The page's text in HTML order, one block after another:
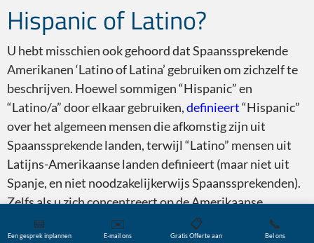
Hispanic of Latino?
U hebt misschien ook gehoord dat Spaanssprekende
Amerikanen ‘Latino of Latina’ gebruiken om zichzelf te
beschrijven. Hoewel sommigen “Hispanic” en
“Latino/a” door elkaar gebruiken,definieert“Hispanic”
over het algemeen mensen die afkomstig zijn uit
Spaanssprekende landen, terwijl “Latino” mensen uit
Latijns-Amerikaanse landen definieert (maar niet uit
Spanje, en niet noodzakelijkerwijs Spaanssprekenden).
Zelfs als u zich concentreert op de Amerikaanse
Hispanic markt, is het essentieel om te weten hoe deze
termen evolueren en veranderen.
📅
Een gesprek inplannen
✉️
E-mail ons
📋
Gratis Offerte aan
📞
Bel ons